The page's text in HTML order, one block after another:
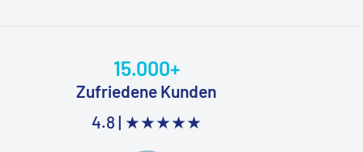
15.000+
Zufriedene Kunden
4.8 | ★★★★★